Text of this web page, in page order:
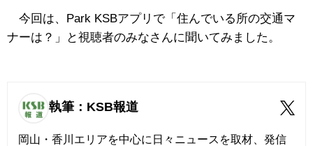
今回は、Park KSBアプリで「住んでいる所の交通マ
ナーは？」と視聴者のみなさんに聞いてみました。
執筆：KSB報道
岡山・香川エリアを中心に日々ニュースを取材、発信